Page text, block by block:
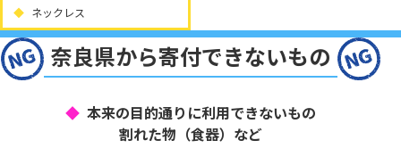
ネックレス
奈良県から寄付できないもの
本来の目的通りに利用できないもの
割れた物（食器）など